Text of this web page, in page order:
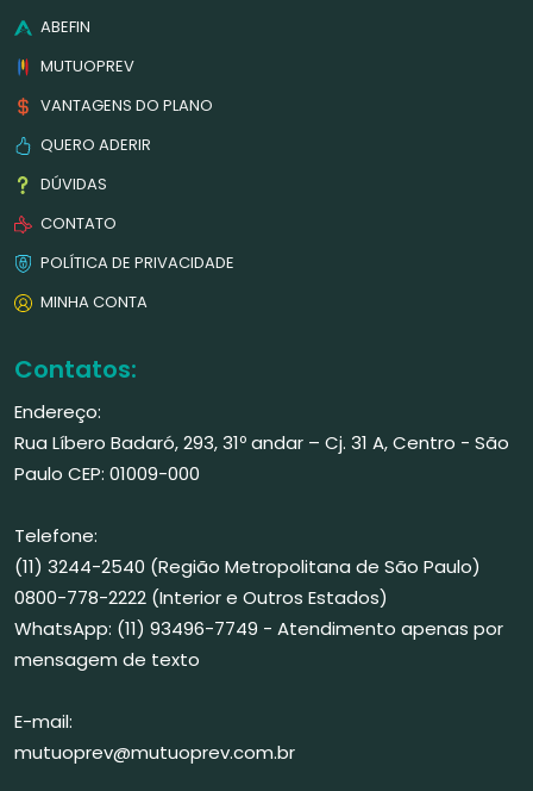
ABEFIN
MUTUOPREV
VANTAGENS DO PLANO
QUERO ADERIR
DÚVIDAS
CONTATO
POLÍTICA DE PRIVACIDADE
MINHA CONTA
Contatos:
Endereço:
Rua Líbero Badaró, 293, 31º andar – Cj. 31 A, Centro - São
Paulo CEP: 01009-000
Telefone:
(11) 3244-2540 (Região Metropolitana de São Paulo)
0800-778-2222 (Interior e Outros Estados)
WhatsApp: (11) 93496-7749 - Atendimento apenas por
mensagem de texto
E-mail:
mutuoprev@mutuoprev.com.br